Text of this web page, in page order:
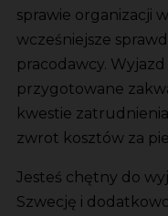
sprawie organizacji
wcześniejsze
pracodawcy.
przygotowane
kwestie
zwrot kosztów za
Jesteś chętny do
Szwecję i